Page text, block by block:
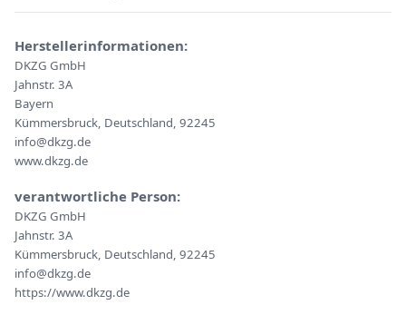
Herstellerinformationen:
DKZG GmbH
Jahnstr. 3A
Bayern
Kümmersbruck, Deutschland, 92245
info@dkzg.de
www.dkzg.de
verantwortliche Person:
DKZG GmbH
Jahnstr. 3A
Kümmersbruck, Deutschland, 92245
info@dkzg.de
https://www.dkzg.de